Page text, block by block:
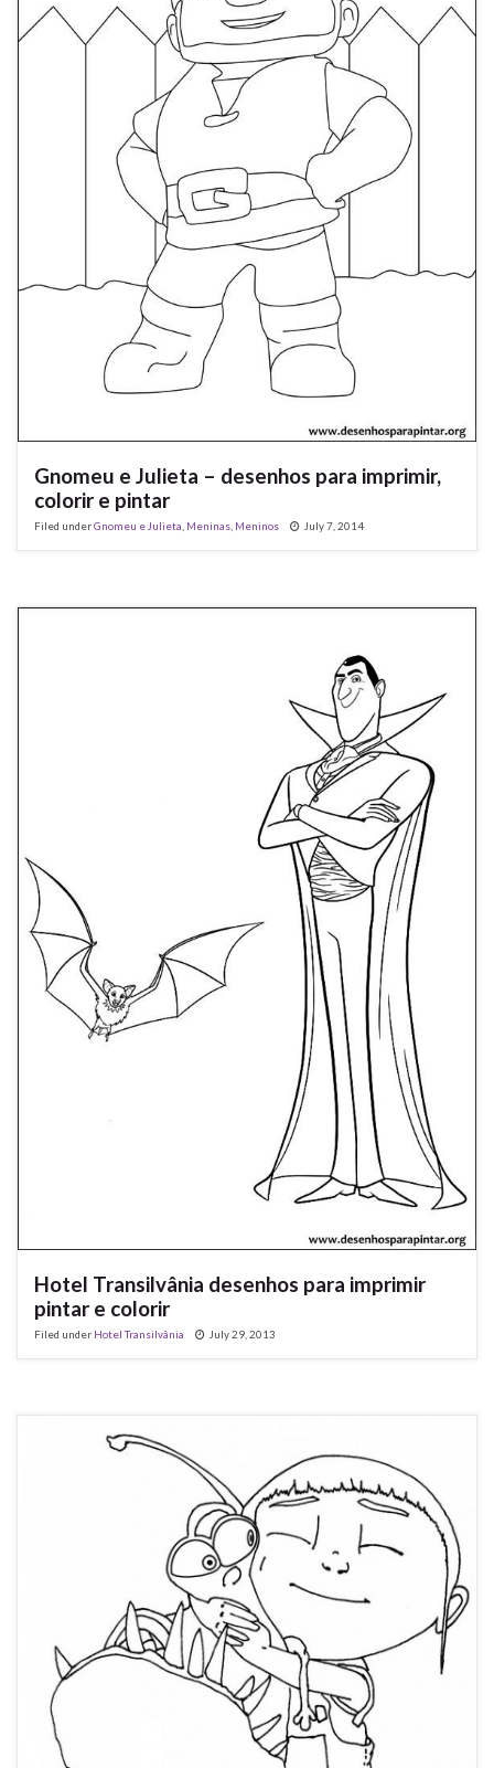
Gnomeu e Julieta – desenhos para imprimir,
colorir e pintar
Filed underGnomeu e Julieta Meninas Meninos July 7, 2014
Hotel Transilvânia desenhos para imprimir
pintar e colorir
Filed under Hotel Transilvânia July 29, 2013